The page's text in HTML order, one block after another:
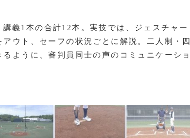
義1本の合計12本。実技では、ジェスチャー
ウト、セーフの状況ごとに解説。二人制・四
ように、審判員同士の声のコミュニケーショ